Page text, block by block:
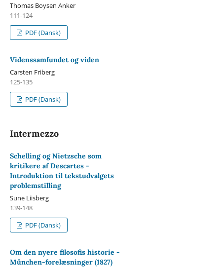
Thomas Boysen Anker
111-124
PDF (Dansk)
Videnssamfundet og viden
Carsten Friberg
125-135
PDF (Dansk)
Intermezzo
Schelling og Nietzsche som
kritikere af Descartes -
Introduktion til tekstudvalgets
problemstilling
Sune Liisberg
139-148
PDF (Dansk)
Om den nyere filosofis historie -
München-forelæsninger (1827)